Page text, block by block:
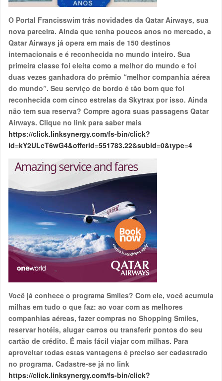
O Portal Francisswim trás novidades da Qatar Airways, sua
nova parceira. Ainda que tenha poucos anos no mercado, a
Qatar Airways já opera em mais de 150 destinos
internacionais e é reconhecida no mundo inteiro. Sua
primeira classe foi eleita como a melhor do mundo e foi
duas vezes ganhadora do prêmio “melhor companhia aérea
do mundo”. Seu serviço de bordo é tão bom que foi
reconhecida com cinco estrelas da Skytrax por isso. Ainda
não tem sua reserva? Compre agora suas passagens Qatar
Airways. Clique no link para saber mais
https://click.linksynergy.com/fs-bin/click?
id=kY2ULcT6wG4&offerid=551783.22&subid=0&type=4
Você já conhece o programa Smiles? Com ele, você acumula
milhas em tudo o que faz: ao voar com as melhores
companhias aéreas, fazer compras no Shopping Smiles,
reservar hotéis, alugar carros ou transferir pontos do seu
cartão de crédito. É mais fácil viajar com milhas. Para
aproveitar todas estas vantagens é preciso ser cadastrado
no programa. Cadastre-se já no link
https://click.linksynergy.com/fs-bin/click?